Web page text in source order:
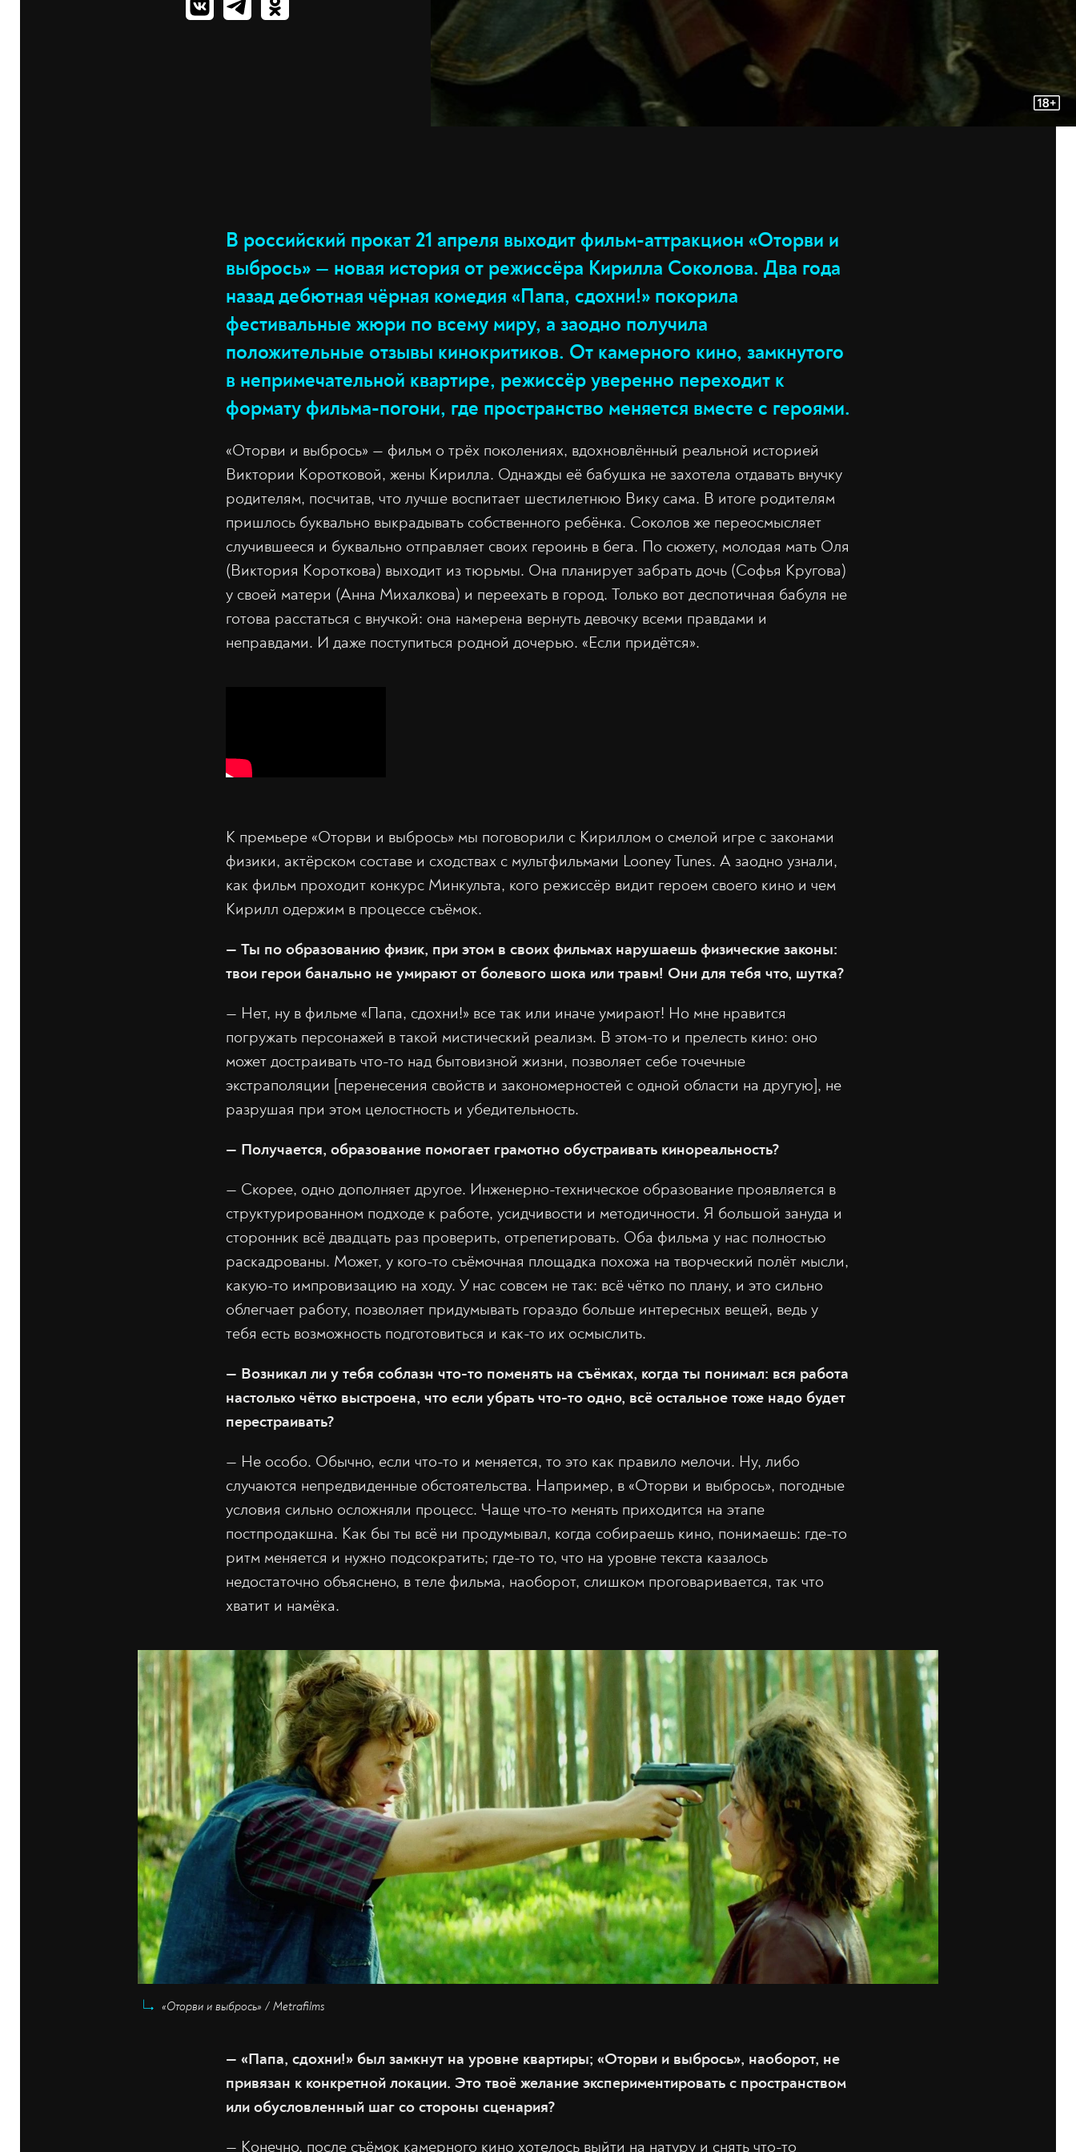
В российский прокат 21 апреля выходит фильм-аттракцион «Оторви и
выбрось» — новая история от режиссёра Кирилла Соколова. Два года
назад дебютная чёрная комедия «Папа, сдохни!» покорила
фестивальные жюри по всему миру, а заодно получила
положительные отзывы кинокритиков. От камерного кино, замкнутого
в непримечательной квартире, режиссёр уверенно переходит к
формату фильма-погони, где пространство меняется вместе с героями.
«Оторви и выбрось» — фильм о трёх поколениях, вдохновлённый реальной историей
Виктории Коротковой, жены Кирилла. Однажды её бабушка не захотела отдавать внучку
родителям, посчитав, что лучше воспитает шестилетнюю Вику сама. В итоге родителям
пришлось буквально выкрадывать собственного ребёнка. Соколов же переосмысляет
случившееся и буквально отправляет своих героинь в бега. По сюжету, молодая мать Оля
(Виктория Короткова) выходит из тюрьмы. Она планирует забрать дочь (Софья Кругова)
у своей матери (Анна Михалкова) и переехать в город. Только вот деспотичная бабуля не
готова расстаться с внучкой: она намерена вернуть девочку всеми правдами и
неправдами. И даже поступиться родной дочерью. «Если придётся».
К премьере «Оторви и выбрось» мы поговорили с Кириллом о смелой игре с законами
физики, актёрском составе и сходствах с мультфильмами Looney Tunes. А заодно узнали,
как фильм проходит конкурс Минкульта, кого режиссёр видит героем своего кино и чем
Кирилл одержим в процессе съёмок.
— Ты по образованию физик, при этом в своих фильмах нарушаешь физические законы:
твои герои банально не умирают от болевого шока или травм! Они для тебя что, шутка?
— Нет, ну в фильме «Папа, сдохни!» все так или иначе умирают! Но мне нравится
погружать персонажей в такой мистический реализм. В этом-то и прелесть кино: оно
может достраивать что-то над бытовизной жизни, позволяет себе точечные
экстраполяции [перенесения свойств и закономерностей с одной области на другую], не
разрушая при этом целостность и убедительность.
— Получается, образование помогает грамотно обустраивать кинореальность?
— Скорее, одно дополняет другое. Инженерно-техническое образование проявляется в
структурированном подходе к работе, усидчивости и методичности. Я большой зануда и
сторонник всё двадцать раз проверить, отрепетировать. Оба фильма у нас полностью
раскадрованы. Может, у кого-то съёмочная площадка похожа на творческий полёт мысли,
какую-то импровизацию на ходу. У нас совсем не так: всё чётко по плану, и это сильно
облегчает работу, позволяет придумывать гораздо больше интересных вещей, ведь у
тебя есть возможность подготовиться и как-то их осмыслить.
— Возникал ли у тебя соблазн что-то поменять на съёмках, когда ты понимал: вся работа
настолько чётко выстроена, что если убрать что-то одно, всё остальное тоже надо будет
перестраивать?
— Не особо. Обычно, если что-то и меняется, то это как правило мелочи. Ну, либо
случаются непредвиденные обстоятельства. Например, в «Оторви и выбрось», погодные
условия сильно осложняли процесс. Чаще что-то менять приходится на этапе
постпродакшна. Как бы ты всё ни продумывал, когда собираешь кино, понимаешь: где-то
ритм меняется и нужно подсократить; где-то то, что на уровне текста казалось
недостаточно объяснено, в теле фильма, наоборот, слишком проговаривается, так что
хватит и намёка.
«Оторви и выбрось» / Metrafilms
— «Папа, сдохни!» был замкнут на уровне квартиры; «Оторви и выбрось», наоборот, не
привязан к конкретной локации. Это твоё желание экспериментировать с пространством
или обусловленный шаг со стороны сценария?
— Конечно, после съёмок камерного кино хотелось выйти на натуру и снять что-то